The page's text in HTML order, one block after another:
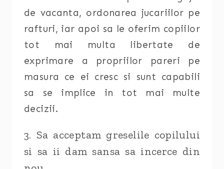
de vacanta, ordonarea jucariilor pe
rafturi, iar apoi sa le oferim copiilor
tot mai multa libertate de
exprimare a propriilor pareri pe
masura ce ei cresc si sunt capabili
sa se implice in tot mai multe
decizii.
3. Sa acceptam greselile copilului
si sa ii dam sansa sa incerce din